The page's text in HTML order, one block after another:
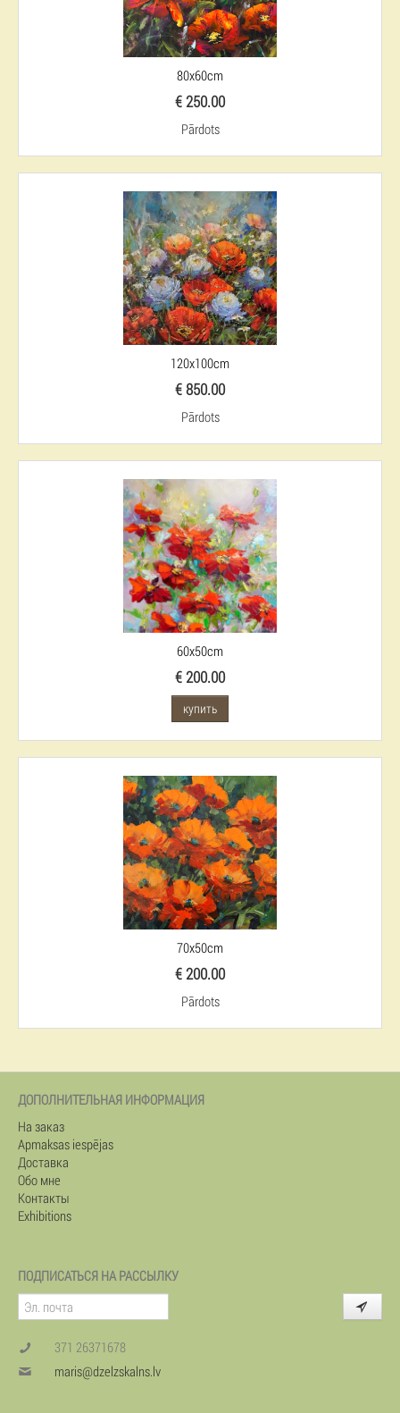
80x60cm
€ 250.00
Pārdots
120x100cm
€ 850.00
Pārdots
60x50cm
€ 200.00
купить
70x50cm
€ 200.00
Pārdots
ДОПОЛНИТЕЛЬНАЯ ИНФОРМАЦИЯ
На заказ
Apmaksas iespējas
Доставка
Обо мне
Контакты
Exhibitions
ПОДПИСАТЬСЯ НА РАССЫЛКУ
371 26371678
maris@dzelzskalns.lv